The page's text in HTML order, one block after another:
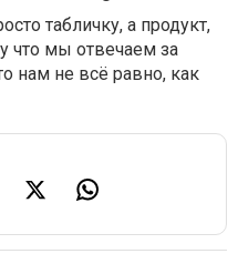
табличку, а продукт,
что мы отвечаем за
нам не всё равно, как